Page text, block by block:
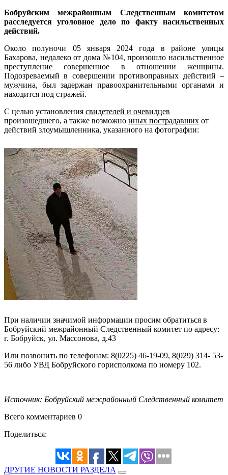
Бобруйским межрайонным Следственным комитетом
расследуется уголовное дело по факту насильственных
действий.
Около полуночи 05 января 2024 года в районе улицы
Бахарова, недалеко от дома №104, произошло насильственное
преступление совершенное в отношении женщины.
Подозреваемый в совершении противоправных действий –
мужчина, был задержан правоохранительными органами и
находится под стражей.
С целью установления свидетелей и очевидцев
произошедшего, а также возможно иных пострадавших от
действий злоумышленника, указанного на фотографии:
При наличии значимой информации просим обратиться в
Бобруйский межрайонный Следственный комитет по адресу:
г. Бобруйск, ул. Массонова, д.43
Или позвонить по телефонам: 8(0225) 46-19-09, 8(029) 314- 53-
56 либо УВД Бобруйского горисполкома по номеру 102.
Источник: Бобруйский межрайонный Следственный комитет
Всего комментариев 0
Поделиться:
ДРУГИЕ НОВОСТИ РАЗДЕЛА